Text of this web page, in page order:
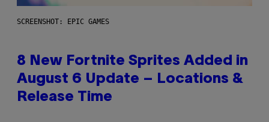
SCREENSHOT: EPIC GAMES
8 New Fortnite Sprites Added in
August 6 Update – Locations &
Release Time